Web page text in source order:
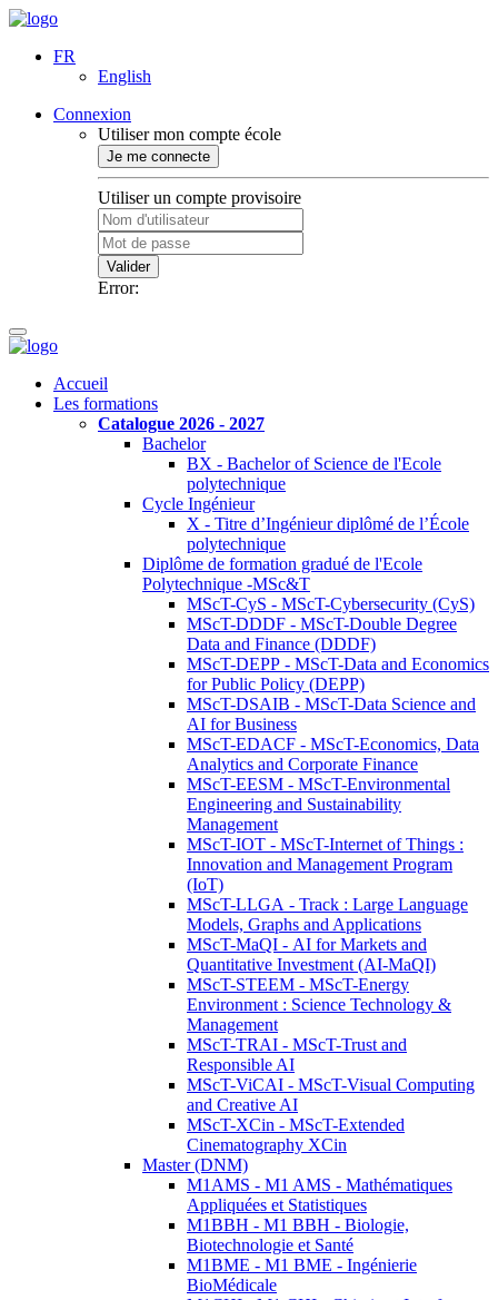
FR
English
Connexion
Utiliser mon compte école
Je me connecte
Utiliser un compte provisoire
Valider
Error:
Accueil
Les formations
Catalogue 2026 - 2027
Bachelor
BX - Bachelor of Science de l'Ecole
polytechnique
Cycle Ingénieur
X - Titre d’Ingénieur diplômé de l’École
polytechnique
Diplôme de formation gradué de l'Ecole
Polytechnique -MSc&T
MScT-CyS - MScT-Cybersecurity (CyS)
MScT-DDDF - MScT-Double Degree
Data and Finance (DDDF)
MScT-DEPP - MScT-Data and Economics
for Public Policy (DEPP)
MScT-DSAIB - MScT-Data Science and
AI for Business
MScT-EDACF - MScT-Economics, Data
Analytics and Corporate Finance
MScT-EESM - MScT-Environmental
Engineering and Sustainability
Management
MScT-IOT - MScT-Internet of Things :
Innovation and Management Program
(IoT)
MScT-LLGA - Track : Large Language
Models, Graphs and Applications
MScT-MaQI - AI for Markets and
Quantitative Investment (AI-MaQI)
MScT-STEEM - MScT-Energy
Environment : Science Technology &
Management
MScT-TRAI - MScT-Trust and
Responsible AI
MScT-ViCAI - MScT-Visual Computing
and Creative AI
MScT-XCin - MScT-Extended
Cinematography XCin
Master (DNM)
M1AMS - M1 AMS - Mathématiques
Appliquées et Statistiques
M1BBH - M1 BBH - Biologie,
Biotechnologie et Santé
M1BME - M1 BME - Ingénierie
BioMédicale